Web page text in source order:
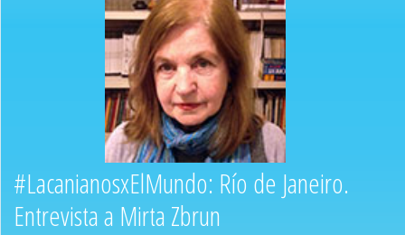
#LacanianosxElMundo: Río de Janeiro.
Entrevista a Mirta Zbrun